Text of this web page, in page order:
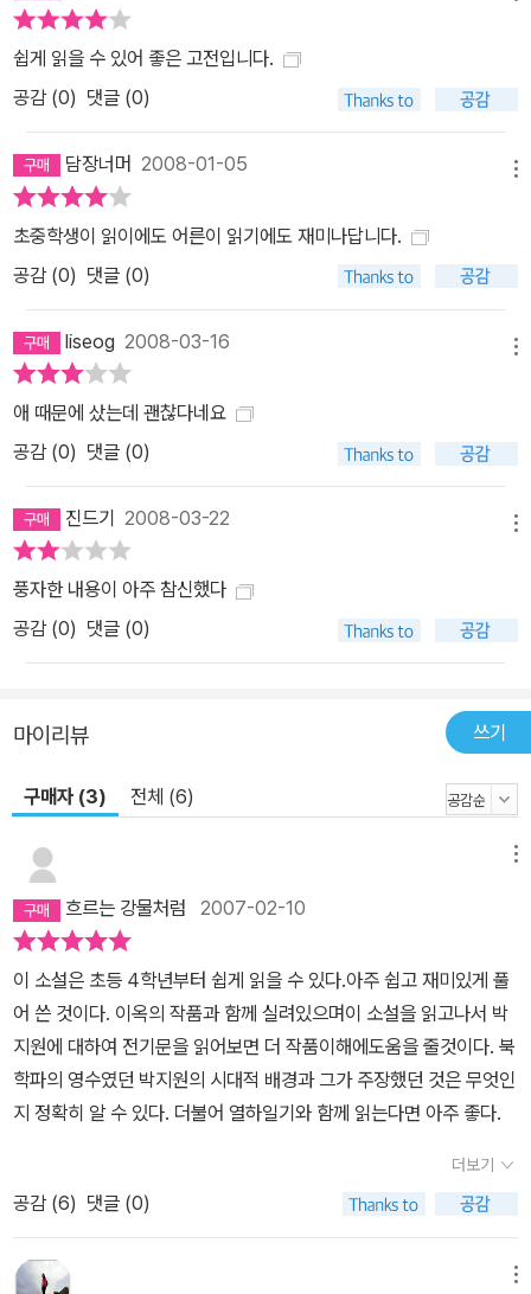
쉽게 읽을 수 있어 좋은 고전입니다.
공감 (0) 댓글 (0)
담장너머 2008-01-05
초중학생이 읽이에도 어른이 읽기에도 재미나답니다.
공감 (0) 댓글 (0)
liseog 2008-03-16
애 때문에 샀는데 괜찮다네요
공감 (0) 댓글 (0)
진드기 2008-03-22
풍자한 내용이 아주 참신했다
공감 (0) 댓글 (0)
마이리뷰 쓰기
구매자 (3) 전체 (6)
흐르는 강물처럼 2007-02-10
이 소설은 초등 4학년부터 쉽게 읽을 수 있다.아주 쉽고 재미있게 풀
어 쓴 것이다. 이옥의 작품과 함께 실려있으며이 소설을 읽고나서 박
지원에 대하여 전기문을 읽어보면 더 작품이해에도움을 줄것이다. 북
학파의 영수였던 박지원의 시대적 배경과 그가 주장했던 것은 무엇인
지 정확히 알 수 있다. 더불어 열하일기와 함께 읽는다면 아주 좋다.
더보기
공감 (6) 댓글 (0)